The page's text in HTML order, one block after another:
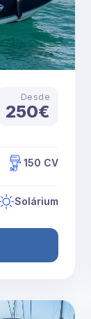
Desde
250€
150 CV
Solárium